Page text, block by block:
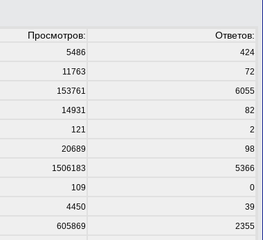
Просмотров: Ответов:
5486
424
11763
72
153761
6055
14931
82
121
2
20689
98
1506183
5366
109
0
4450
39
605869
2355